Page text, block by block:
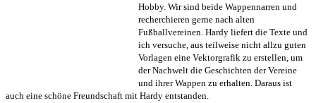
Hobby. Wir sind beide Wappennarren und
recherchieren gerne nach alten
Fußballvereinen. Hardy liefert die Texte und
ich versuche, aus teilweise nicht allzu guten
Vorlagen eine Vektorgrafik zu erstellen, um
der Nachwelt die Geschichten der Vereine
und ihrer Wappen zu erhalten. Daraus ist
auch eine schöne Freundschaft mit Hardy entstanden.